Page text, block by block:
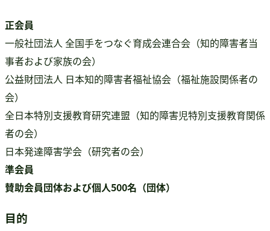
正会員
一般社団法人 全国手をつなぐ育成会連合会（知的障害者当
事者および家族の会）
公益財団法人 日本知的障害者福祉協会（福祉施設関係者の
会）
全日本特別支援教育研究連盟（知的障害児特別支援教育関係
者の会）
日本発達障害学会（研究者の会）
準会員
賛助会員団体および個人500名（団体）
目的